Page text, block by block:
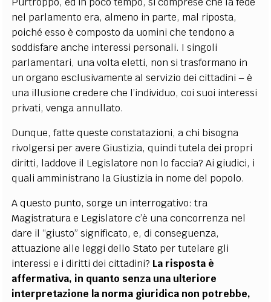
nel parlamento era, almeno in parte, mal riposta,
poiché esso è composto da uomini che tendono a
soddisfare anche interessi personali. I singoli
parlamentari, una volta eletti, non si trasformano in
un organo esclusivamente al servizio dei cittadini – è
una illusione credere che l’individuo, coi suoi interessi
privati, venga annullato.
Dunque, fatte queste constatazioni, a chi bisogna
rivolgersi per avere Giustizia, quindi tutela dei propri
diritti, laddove il Legislatore non lo faccia? Ai giudici, i
quali amministrano la Giustizia in nome del popolo.
A questo punto, sorge un interrogativo: tra
Magistratura e Legislatore c’è una concorrenza nel
dare il “giusto” significato, e, di conseguenza,
attuazione alle leggi dello Stato per tutelare gli
interessi e i diritti dei cittadini? La risposta è
affermativa, in quanto senza una ulteriore
interpretazione la norma giuridica non potrebbe,